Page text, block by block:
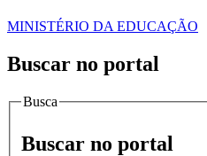
MINISTÉRIO DA EDUCAÇÃO
Buscar no portal
Busca
Buscar no portal